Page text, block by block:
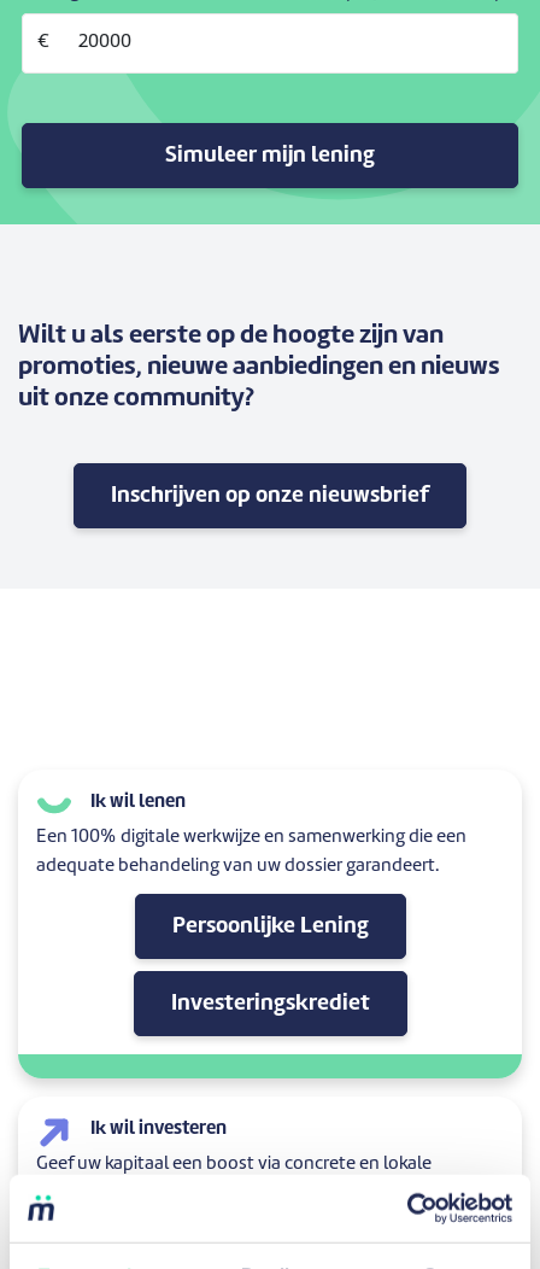
€
Simuleer mijn lening
Wilt u als eerste op de hoogte zijn van
promoties, nieuwe aanbiedingen en nieuws
uit onze community?
Inschrijven op onze nieuwsbrief
Ik wil lenen
Een 100% digitale werkwijze en samenwerking die een
adequate behandeling van uw dossier garandeert.
Persoonlijke Lening
Investeringskrediet
Ik wil investeren
Geef uw kapitaal een boost via concrete en lokale
investeringen in persoonlijke en professionele Belgische
projecten.